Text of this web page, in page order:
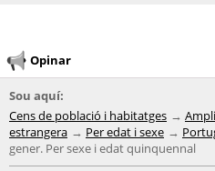
Opinar
Sou aquí:
Cens de població i habitatges
estrangera
Per edat i sexe
gener. Per sexe i edat quinquennal